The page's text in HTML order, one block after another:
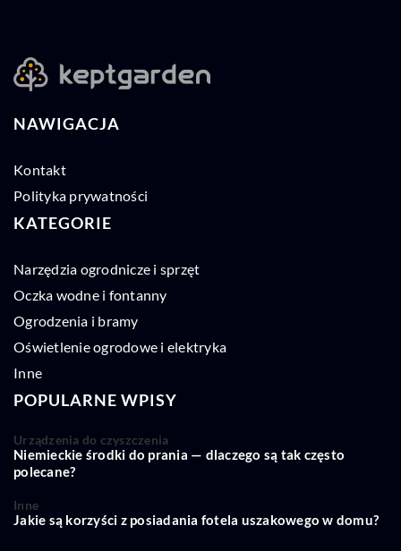
NAWIGACJA
Kontakt
Polityka prywatności
KATEGORIE
Narzędzia ogrodnicze i sprzęt
Oczka wodne i fontanny
Ogrodzenia i bramy
Oświetlenie ogrodowe i elektryka
Inne
POPULARNE WPISY
Urządzenia do czyszczenia
Niemieckie środki do prania — dlaczego są tak często
polecane?
Inne
Jakie są korzyści z posiadania fotela uszakowego w domu?